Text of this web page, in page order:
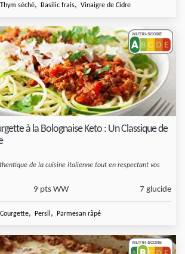
Thym séché, Basilic frais, Vinaigre de Cidre
à la Bolognaise Keto : Un Classique de
de la cuisine italienne tout en respectant vos
9 pts WW 7 glucide
Courgette, Persil , Parmesan râpé